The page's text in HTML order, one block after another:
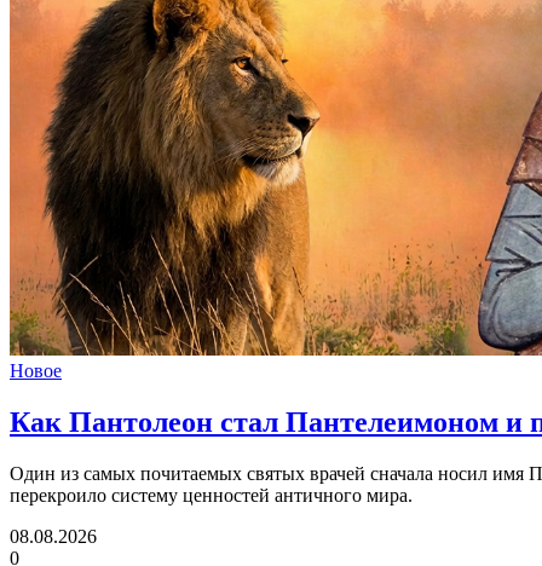
Новое
Как Пантолеон стал Пантелеимоном и
Один из самых почитаемых святых врачей сначала носил имя
перекроило систему ценностей античного мира.
08.08.2026
0